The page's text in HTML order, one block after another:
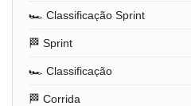
🏎️ Classificação Sprint
🏁 Sprint
🏎️ Classificação
🏁 Corrida